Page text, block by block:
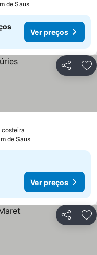
de Saus
Ver preços
Partilhar
costeira
de Saus
Ver preços
Partilhar